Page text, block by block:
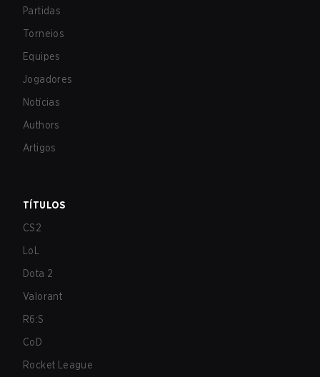
Partidas
Torneios
Equipes
Jogadores
Notícias
Authors
Artigos
TÍTULOS
CS2
LoL
Dota 2
Valorant
R6:S
CoD
Rocket League